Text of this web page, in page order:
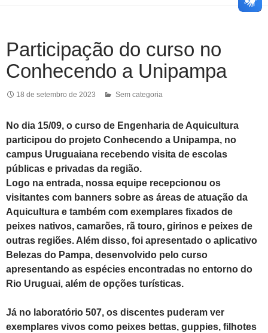
Participação do curso no
Conhecendo a Unipampa
18 de setembro de 2023 Sem categoria
No dia 15/09, o curso de Engenharia de Aquicultura
participou do projeto Conhecendo a Unipampa, no
campus Uruguaiana recebendo visita de escolas
públicas e privadas da região.
Logo na entrada, nossa equipe recepcionou os
visitantes com banners sobre as áreas de atuação da
Aquicultura e também com exemplares fixados de
peixes nativos, camarões, rã touro, girinos e peixes de
outras regiões. Além disso, foi apresentado o aplicativo
Belezas do Pampa, desenvolvido pelo curso
apresentando as espécies encontradas no entorno do
Rio Uruguai, além de opções turísticas.
Já no laboratório 507, os discentes puderam ver
exemplares vivos como peixes bettas, guppies, filhotes